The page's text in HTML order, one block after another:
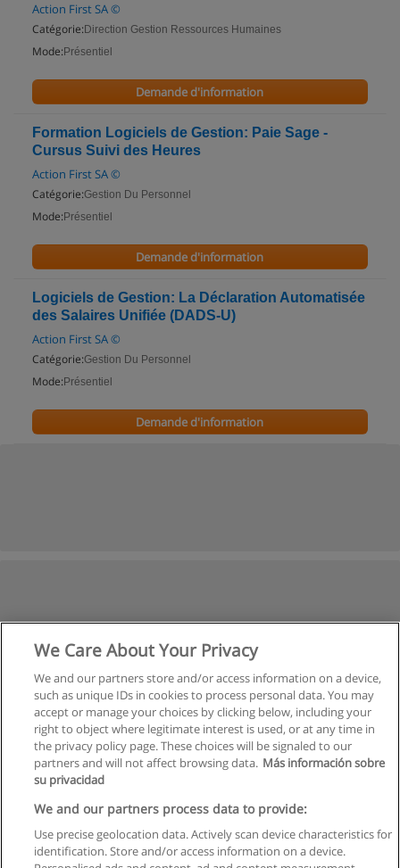
Action First SA ©
Catégorie: Direction Gestion Ressources Humaines
Mode: Présentiel
Demande d'information
Formation Logiciels de Gestion: Paie Sage -
Cursus Suivi des Heures
Action First SA ©
Catégorie:Gestion Du Personnel
Mode: Présentiel
Demande d'information
Logiciels de Gestion: La Déclaration Automatisée
des Salaires Unifiée (DADS-U)
Action First SA ©
Catégorie:Gestion Du Personnel
Mode: Présentiel
Demande d'information
Règles d'utilisation
We Care About Your Privacy
We and our partners store and/or access information on a device,
such as unique IDs in cookies to process personal data. You may
accept or manage your choices by clicking below, including your
right to object where legitimate interest is used, or at any time in
the privacy policy page. These choices will be signaled to our
partners and will not affect browsing data. Más información sobre
su privacidad
We and our partners process data to provide:
Use precise geolocation data. Actively scan device characteristics for
identification. Store and/or access information on a device.